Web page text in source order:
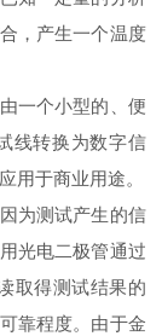
，产生一个温度
一个小型的、便
线转换为数字信
用于商业用途。
为测试产生的信
光电二极管通过
取得测试结果的
靠程度。由于金